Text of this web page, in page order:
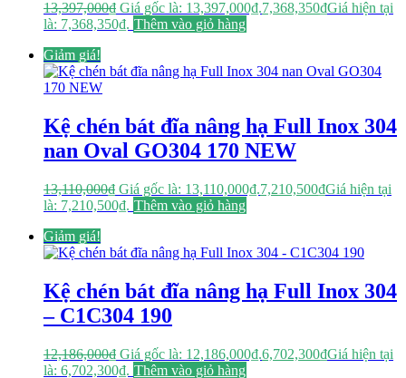
13,397,000₫ Giá gốc là: 13,397,000₫.7,368,350₫Giá hiện tại
là: 7,368,350₫. Thêm vào giỏ hàng
Giảm giá!
Kệ chén bát đĩa nâng hạ Full Inox 304
nan Oval GO304 170 NEW
13,110,000₫ Giá gốc là: 13,110,000₫.7,210,500₫Giá hiện tại
là: 7,210,500₫. Thêm vào giỏ hàng
Giảm giá!
Kệ chén bát đĩa nâng hạ Full Inox 304
– C1C304 190
12,186,000₫ Giá gốc là: 12,186,000₫.6,702,300₫Giá hiện tại
là: 6,702,300₫. Thêm vào giỏ hàng